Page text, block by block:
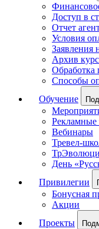
Доступ в
Отчет
Условия
Заявления
Архив
Обработка
Способы
Обучение
Рекламные
Вебинары
Тревел-
День
Привилегии
Бонусная
Акции
Проекты